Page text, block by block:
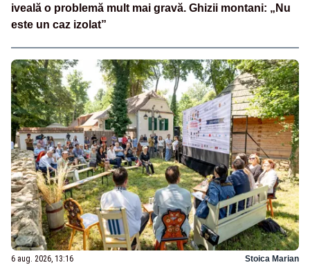
iveală o problemă mult mai gravă. Ghizii montani: „Nu
este un caz izolat”
6 aug. 2026, 13:16 Stoica Marian